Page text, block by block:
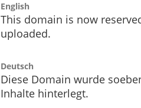
English
This domain is now
uploaded.
Deutsch
Diese Domain wurde
Inhalte hinterlegt.